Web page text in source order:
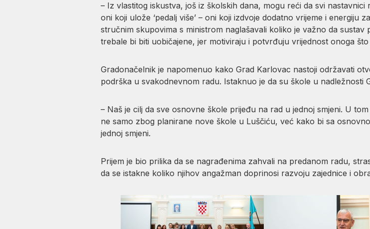
– Iz vlastitog iskustva, još iz školskih dana, mogu reći da svi
oni koji ulože ‘pedalj više’ – oni koji izdvoje dodatno vrijeme i energiju
stručnim skupovima s ministrom naglašavali koliko je važno da
trebale bi biti uobičajene, jer motiviraju i potvrđuju vrijednost onoga
Gradonačelnik je napomenuo kako Grad Karlovac nastoji održavati
podrška u svakodnevnom radu. Istaknuo je da su škole u nadležnosti
– Naš je cilj da sve osnovne škole prijeđu na rad u jednoj smjeni. U
ne samo zbog planirane nove škole u Luščiću, već kako bi sa
jednoj smjeni.
Prijem je bio prilika da se nagrađenima zahvali na predanom radu,
da se istakne koliko njihov angažman doprinosi razvoju zajednice i